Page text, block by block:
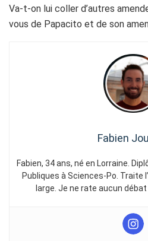
Va-t-on lui coller d’autres
vous de Papacito et de son
Fabien
Fabien, 34 ans, né en Lorraine.
Publiques à Sciences-Po. Traite
large. Je ne rate aucun